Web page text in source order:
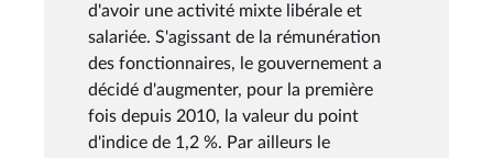
d'avoir une activité mixte libérale et
salariée. S'agissant de la rémunération
des fonctionnaires, le gouvernement a
décidé d'augmenter, pour la première
fois depuis 2010, la valeur du point
d'indice de 1,2 %. Par ailleurs le